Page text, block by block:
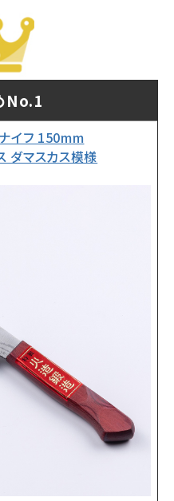
No.1
イフ 150mm
ダマスカス模様